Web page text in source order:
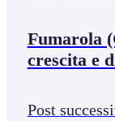
Fumarola
crescita e
Post